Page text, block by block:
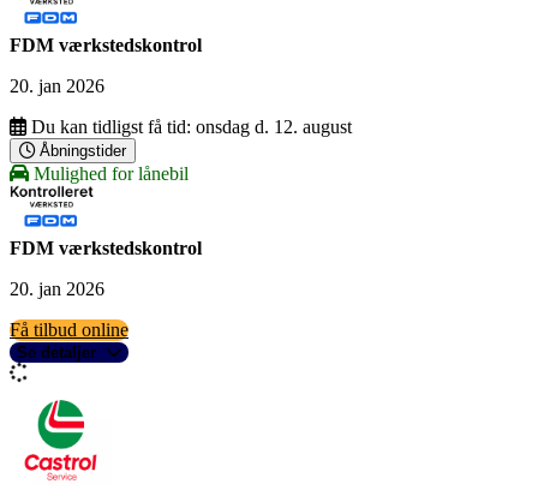
FDM værkstedskontrol
20. jan 2026
Du kan tidligst få tid: onsdag d. 12. august
Åbningstider
Mulighed for lånebil
FDM værkstedskontrol
20. jan 2026
Få tilbud online
Se detaljer